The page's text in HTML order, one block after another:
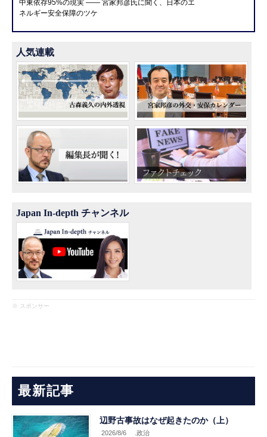
中東依存95%の現実 ―― 宮家邦彦氏に聞く、日本のエ
ネルギー安全保障のツケ
人気連載
Japan In-depth チャンネル
※ スポンサー
最新記事
辺野古事故はなぜ起きたのか（上）
2026/8/6 .政治